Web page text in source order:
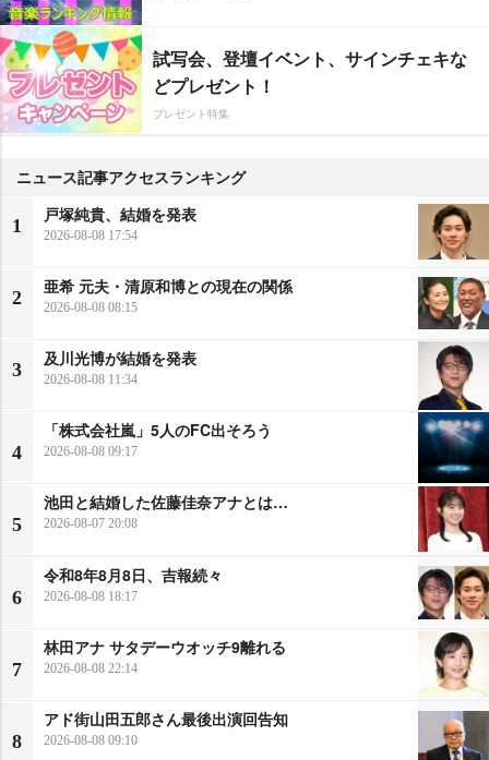
試写会、登壇イベント、サインチェキな
どプレゼント！
プレゼント特集
ニュース記事アクセスランキング
1
戸塚純貴、結婚を発表
2026-08-08 17:54
2
亜希 元夫・清原和博との現在の関係
2026-08-08 08:15
3
及川光博が結婚を発表
2026-08-08 11:34
4
「株式会社嵐」5人のFC出そろう
2026-08-08 09:17
5
池田と結婚した佐藤佳奈アナとは…
2026-08-07 20:08
6
令和8年8月8日、吉報続々
2026-08-08 18:17
7
林田アナ サタデーウオッチ9離れる
2026-08-08 22:14
8
アド街山田五郎さん最後出演回告知
2026-08-08 09:10